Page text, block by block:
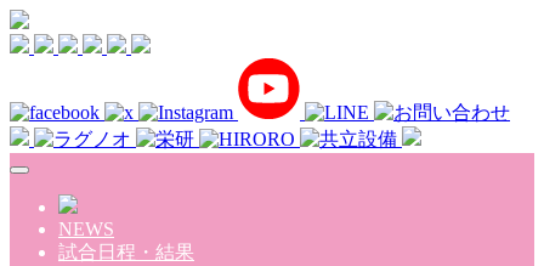
Skip to main content
NEWS
試合日程・結果